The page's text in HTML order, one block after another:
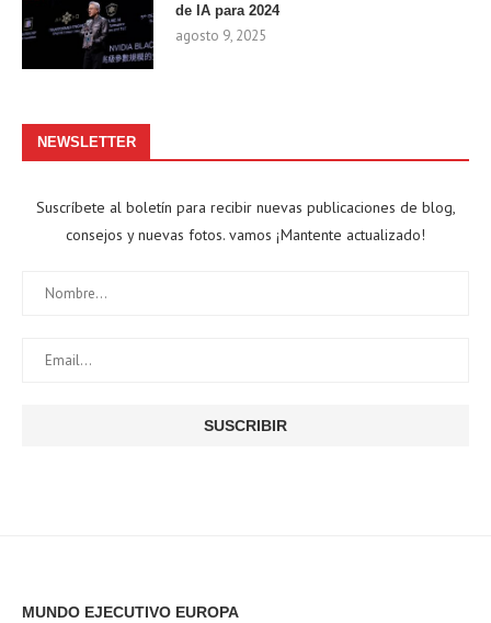
de IA para 2024
agosto 9, 2025
NEWSLETTER
Suscríbete al boletín para recibir nuevas publicaciones de blog,
consejos y nuevas fotos. vamos ¡Mantente actualizado!
MUNDO EJECUTIVO EUROPA